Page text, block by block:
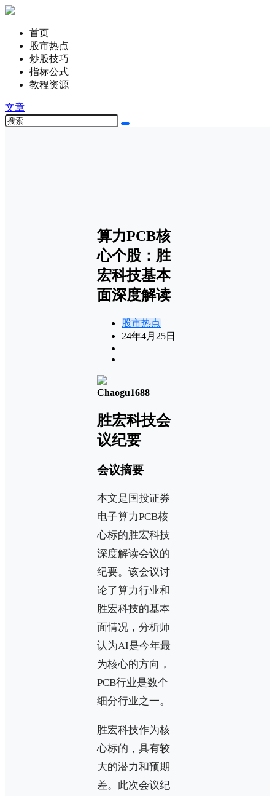
首页
股市热点
炒股技巧
指标公式
教程资源
文章
算力PCB核
心个股：胜
宏科技基本
面深度解读
股市热点
24年4月25日
Chaogu1688
胜宏科技会
议纪要
会议摘要
本文是国投证券
电子算力PCB核
心标的胜宏科技
深度解读会议的
纪要。该会议讨
论了算力行业和
胜宏科技的基本
面情况，分析师
认为AI是今年最
为核心的方向，
PCB行业是数个
细分行业之一。
胜宏科技作为核
心标的，具有较
大的潜力和预期
差。此次会议纪